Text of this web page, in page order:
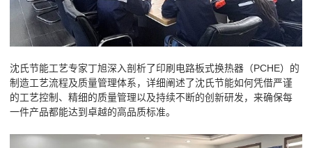
沈氏节能工艺专家丁旭深入剖析了印刷电路板式换热器（PCHE）的
制造工艺流程及质量管理体系，详细阐述了沈氏节能如何凭借严谨
的工艺控制、精细的质量管理以及持续不断的创新研发，来确保每
一件产品都能达到卓越的高品质标准。